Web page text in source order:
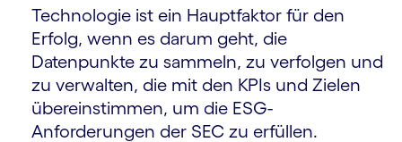
Technologie ist ein Hauptfaktor für den
Erfolg, wenn es darum geht, die
Datenpunkte zu sammeln, zu verfolgen und
zu verwalten, die mit den KPIs und Zielen
übereinstimmen, um die ESG-
Anforderungen der SEC zu erfüllen.